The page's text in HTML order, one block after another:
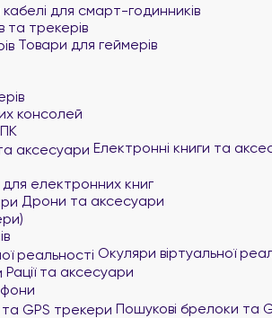
для смарт-годинників
та трекерів
Товари для геймерів
консолей
Електронні книги та
електронних книг
Дрони та аксесуари
Окуляри віртуальної
Рації та аксесуари
Пошукові брелоки та